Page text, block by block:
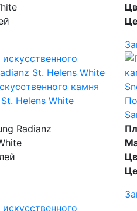
камня
Helens White
Radianz